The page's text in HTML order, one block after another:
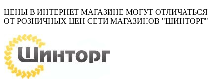
ЦЕНЫ В ИНТЕРНЕТ МАГАЗИНЕ МОГУТ ОТЛИЧАТЬСЯ
ОТ РОЗНИЧНЫХ ЦЕН СЕТИ МАГАЗИНОВ "ШИНТОРГ"